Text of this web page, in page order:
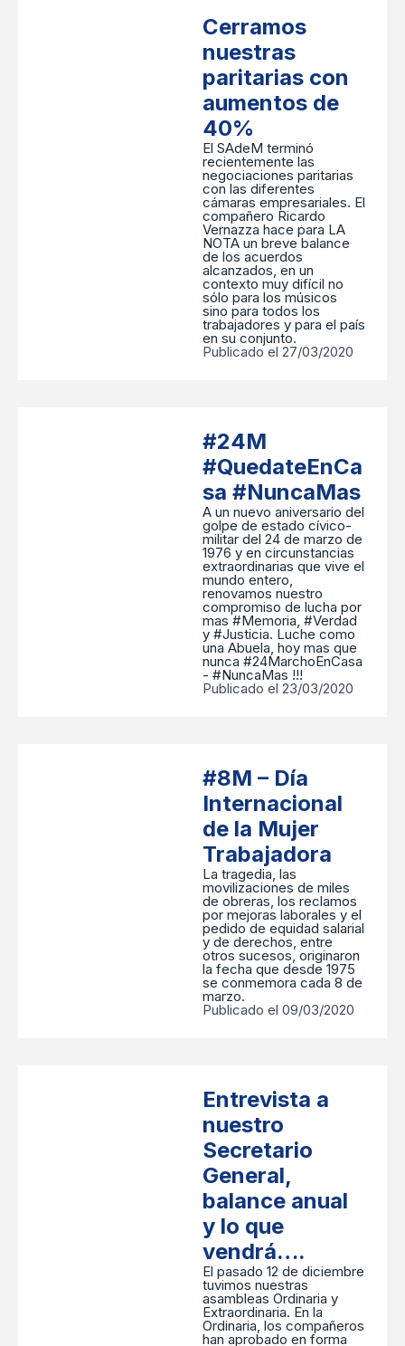
Cerramos
nuestras
paritarias con
aumentos de
40%
El SAdeM terminó
recientemente las
negociaciones paritarias
con las diferentes
cámaras empresariales. El
compañero Ricardo
Vernazza hace para LA
NOTA un breve balance
de los acuerdos
alcanzados, en un
contexto muy difícil no
sólo para los músicos
sino para todos los
trabajadores y para el país
en su conjunto.
Publicado el 27/03/2020
#24M
#QuedateEnCa
sa #NuncaMas
A un nuevo aniversario del
golpe de estado cívico-
militar del 24 de marzo de
1976 y en circunstancias
extraordinarias que vive el
mundo entero,
renovamos nuestro
compromiso de lucha por
mas #Memoria, #Verdad
y #Justicia. Luche como
una Abuela, hoy mas que
nunca #24MarchoEnCasa
- #NuncaMas !!!
Publicado el 23/03/2020
#8M – Día
Internacional
de la Mujer
Trabajadora
La tragedia, las
movilizaciones de miles
de obreras, los reclamos
por mejoras laborales y el
pedido de equidad salarial
y de derechos, entre
otros sucesos, originaron
la fecha que desde 1975
se conmemora cada 8 de
marzo.
Publicado el 09/03/2020
Entrevista a
nuestro
Secretario
General,
balance anual
y lo que
vendrá….
El pasado 12 de diciembre
tuvimos nuestras
asambleas Ordinaria y
Extraordinaria. En la
Ordinaria, los compañeros
han aprobado en forma